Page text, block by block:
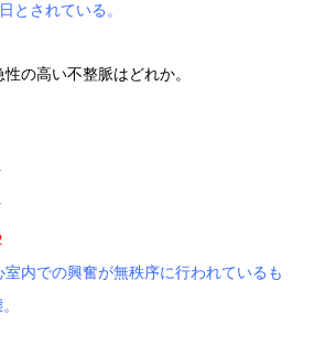
とされている。
の高い不整脈はどれか。
での興奮が無秩序に行われているも